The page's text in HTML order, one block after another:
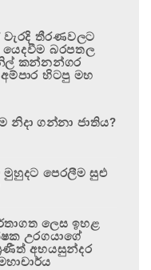
වැරදි තීරණවලට
යෙදවීම බරපතල
කන්නන්ගර
හිටපු මහ
ගන්නා ජාතිය?
පෙරලීම සුළු
ලෙස ඉහළ
උරගයාගේ
අභයසුන්දර